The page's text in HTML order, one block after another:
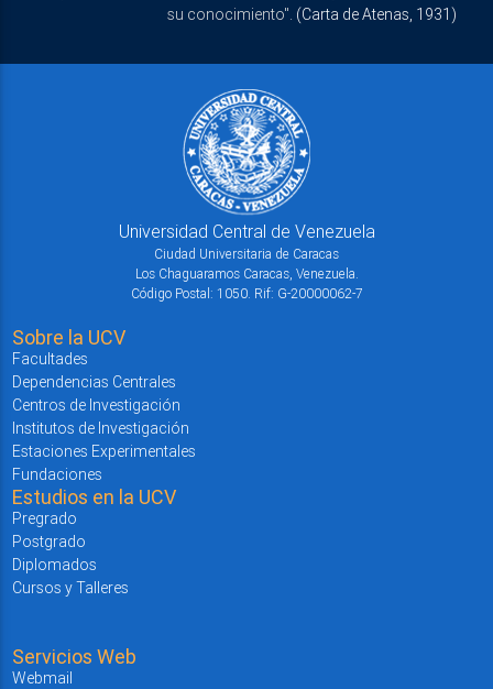
su conocimiento". (Carta de Atenas, 1931)
Universidad Central de Venezuela
Ciudad Universitaria de Caracas
Los Chaguaramos Caracas, Venezuela.
Código Postal: 1050. Rif: G-20000062-7
Sobre la UCV
Facultades
Dependencias Centrales
Centros de Investigación
Institutos de Investigación
Estaciones Experimentales
Fundaciones
Estudios en la UCV
Pregrado
Postgrado
Diplomados
Cursos y Talleres
Servicios Web
Webmail